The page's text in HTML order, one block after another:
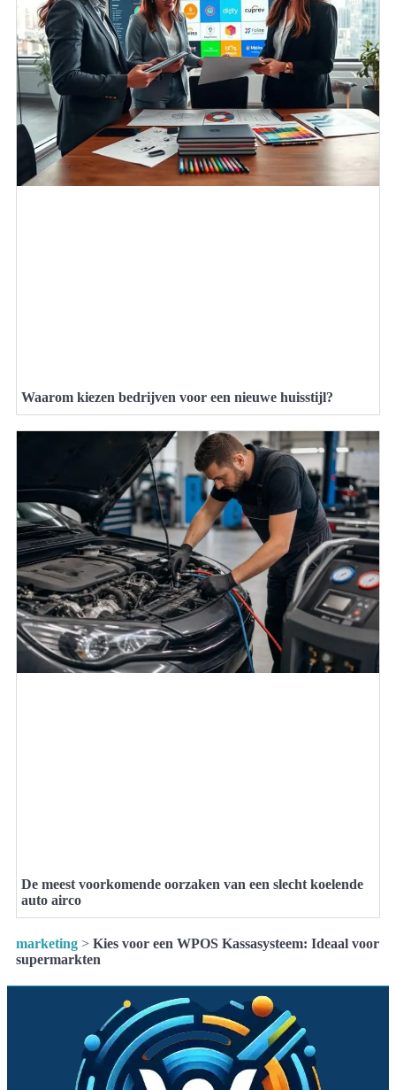
Waarom kiezen bedrijven voor een nieuwe huisstijl?
De meest voorkomende oorzaken van een slecht koelende
auto airco
marketing > Kies voor een WPOS Kassasysteem: Ideaal voor
supermarkten